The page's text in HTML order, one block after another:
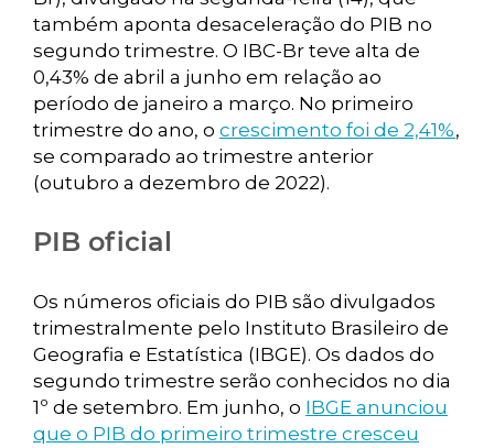
também aponta desaceleração do PIB no
segundo trimestre. O IBC-Br teve alta de
0,43% de abril a junho em relação ao
período de janeiro a março. No primeiro
trimestre do ano, o crescimento foi de 2,41%,
se comparado ao trimestre anterior
(outubro a dezembro de 2022).
PIB oficial
Os números oficiais do PIB são divulgados
trimestralmente pelo Instituto Brasileiro de
Geografia e Estatística (IBGE). Os dados do
segundo trimestre serão conhecidos no dia
1º de setembro. Em junho, o IBGE anunciou
que o PIB do primeiro trimestre cresceu